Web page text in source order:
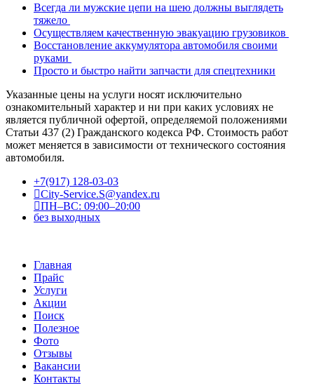
Всегда ли мужские цепи на шею должны выглядеть
тяжело
Осуществляем качественную эвакуацию грузовиков
Восстановление аккумулятора автомобиля своими
руками
Просто и быстро найти запчасти для спецтехники
Указанные цены на услуги носят исключительно
ознакомительный характер и ни при каких условиях не
является публичной офертой, определяемой положениями
Статьи 437 (2) Гражданского кодекса РФ. Стоимость работ
может меняется в зависимости от технического состояния
автомобиля.
+7(917) 128-03-03
City-Service.S@yandex.ru
ПН–ВС: 09:00–20:00
без выходных
Главная
Прайс
Услуги
Акции
Поиск
Полезное
Фото
Отзывы
Вакансии
Контакты